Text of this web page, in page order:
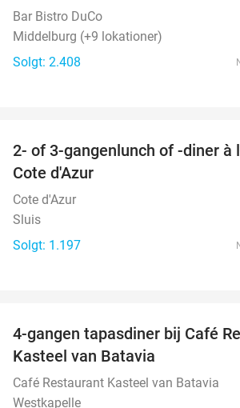
Bar Bistro DuCo
Middelburg (+9 lokationer)
Solgt: 2.408
2- of 3-gangenlunch of -diner à
Cote d'Azur
Cote d'Azur
Sluis
Solgt: 1.197
4-gangen tapasdiner bij Café
Kasteel van Batavia
Café Restaurant Kasteel van Batavia
Westkapelle